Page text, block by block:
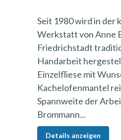
Seit 1980 wird in der
Werkstatt von Anne
Friedrichstadt
Handarbeit
Einzelfliese mit
Kachelofenmantel
Spannweite der
Brommann...
Details anzeigen